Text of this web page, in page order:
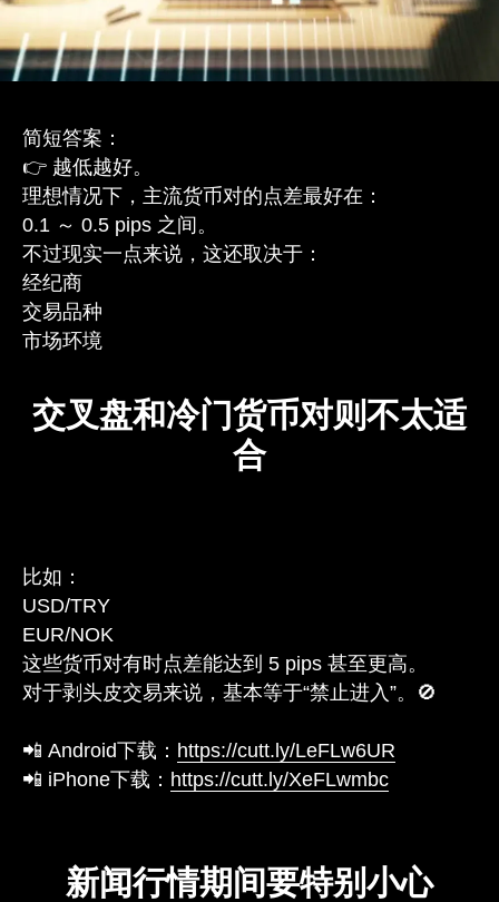
简短答案：
👉 越低越好。
理想情况下，主流货币对的点差最好在：
0.1 ～ 0.5 pips 之间。
不过现实一点来说，这还取决于：
经纪商
交易品种
市场环境
交叉盘和冷门货币对则不太适
合
比如：
USD/TRY
EUR/NOK
这些货币对有时点差能达到 5 pips 甚至更高。
对于剥头皮交易来说，基本等于“禁止进入”。🚫
📲 Android下载： https://cutt.ly/LeFLw6UR
📲 iPhone下载： https://cutt.ly/XeFLwmbc
新闻行情期间要特别小心